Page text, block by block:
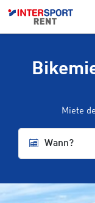
Miete
Wann?